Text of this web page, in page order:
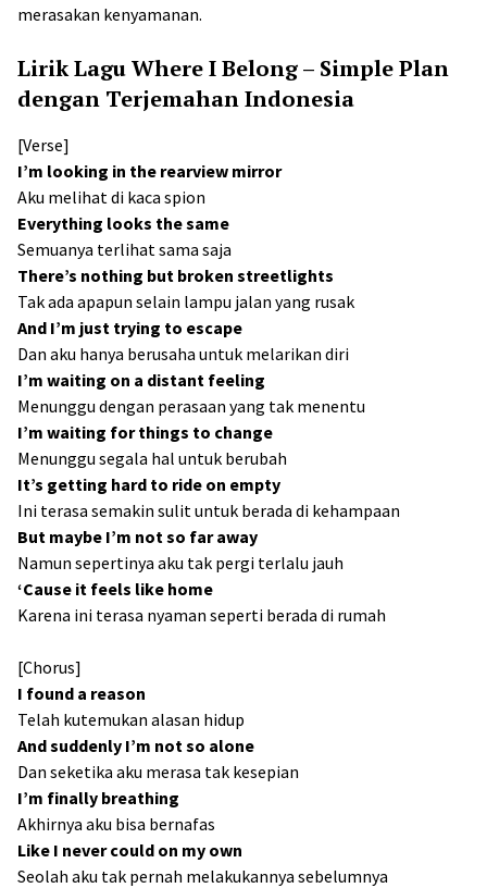
merasakan kenyamanan.
Lirik Lagu Where I Belong – Simple Plan
dengan Terjemahan Indonesia
[Verse]
I’m looking in the rearview mirror
Aku melihat di kaca spion
Everything looks the same
Semuanya terlihat sama saja
There’s nothing but broken streetlights
Tak ada apapun selain lampu jalan yang rusak
And I’m just trying to escape
Dan aku hanya berusaha untuk melarikan diri
I’m waiting on a distant feeling
Menunggu dengan perasaan yang tak menentu
I’m waiting for things to change
Menunggu segala hal untuk berubah
It’s getting hard to ride on empty
Ini terasa semakin sulit untuk berada di kehampaan
But maybe I’m not so far away
Namun sepertinya aku tak pergi terlalu jauh
‘Cause it feels like home
Karena ini terasa nyaman seperti berada di rumah
[Chorus]
I found a reason
Telah kutemukan alasan hidup
And suddenly I’m not so alone
Dan seketika aku merasa tak kesepian
I’m finally breathing
Akhirnya aku bisa bernafas
Like I never could on my own
Seolah aku tak pernah melakukannya sebelumnya